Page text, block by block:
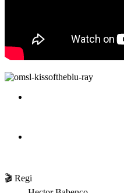
🎬 Regi